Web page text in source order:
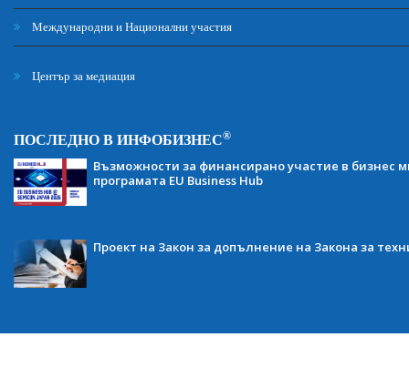
Международни и Национални участия
Център за медиация
ПОСЛЕДНО В ИНФОБИЗНЕС®
Възможности за финансирано участие в бизнес
програмата EU Business Hub
Проект на Закон за допълнение на Закона за